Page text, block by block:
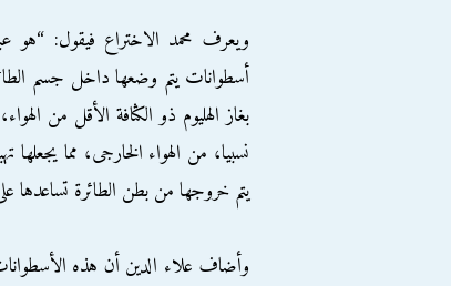
ويعرف محمد الاختراع فيقول: “هو
أسطوانات يتم وضعها داخل جسم
بغاز الهليوم ذو الكثافة الأقل من
نسبيا، من الهواء الخارجى، مما
يتم خروجها من بطن الطائرة تساعدها
وأضاف علاء الدين أن هذه الأسطوانات